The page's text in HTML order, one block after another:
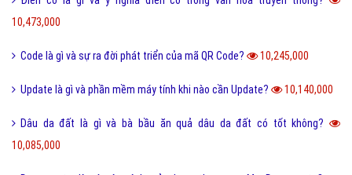
10,473,000
Code là gì và sự ra đời phát triển của mã QR Code? 10,245,000
Update là gì và phần mềm máy tính khi nào cần Update? 10,140,000
Dâu da đất là gì và bà bầu ăn quả dâu da đất có tốt không?
10,085,000